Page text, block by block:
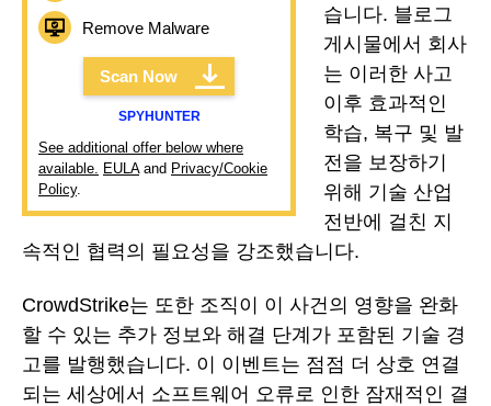
Remove Malware
Scan Now
SPYHUNTER
See additional offer below where
available. EULAand Privacy/Cookie
Policy.
습니다. 블로그
게시물에서 회사
는 이러한 사고
이후 효과적인
학습, 복구 및 발
전을 보장하기
위해 기술 산업
전반에 걸친 지
속적인 협력의 필요성을 강조했습니다.
CrowdStrike는 또한 조직이 이 사건의 영향을 완화
할 수 있는 추가 정보와 해결 단계가 포함된 기술 경
고를 발행했습니다. 이 이벤트는 점점 더 상호 연결
되는 세상에서 소프트웨어 오류로 인한 잠재적인 결